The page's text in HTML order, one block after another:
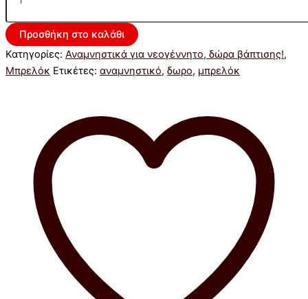
Προσθήκη στο καλάθι
Κατηγορίες: Αναμνηστικά για νεογέννητο, δώρα βάπτισης!,
Μπρελόκ Ετικέτες: αναμνηστικό, δωρο, μπρελόκ